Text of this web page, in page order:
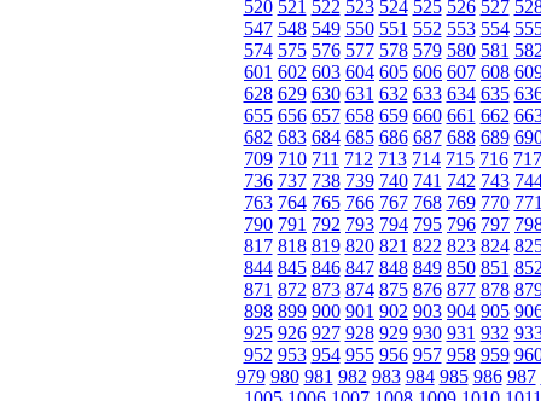
520 521 522 523 524 525 526 527
547 548 549 550 551 552 553 554
574 575 576 577 578 579 580 581
601 602 603 604 605 606 607 608
628 629 630 631 632 633 634 635
655 656 657 658 659 660 661 662
682 683 684 685 686 687 688 689
709 710 711 712 713 714 715 716 717
736 737 738 739 740 741 742 743
763 764 765 766 767 768 769 770
790 791 792 793 794 795 796 797
817 818 819 820 821 822 823 824
844 845 846 847 848 849 850 851
871 872 873 874 875 876 877 878
898 899 900 901 902 903 904 905
925 926 927 928 929 930 931 932
952 953 954 955 956 957 958 959
979 980 981 982 983 984 985 986 987